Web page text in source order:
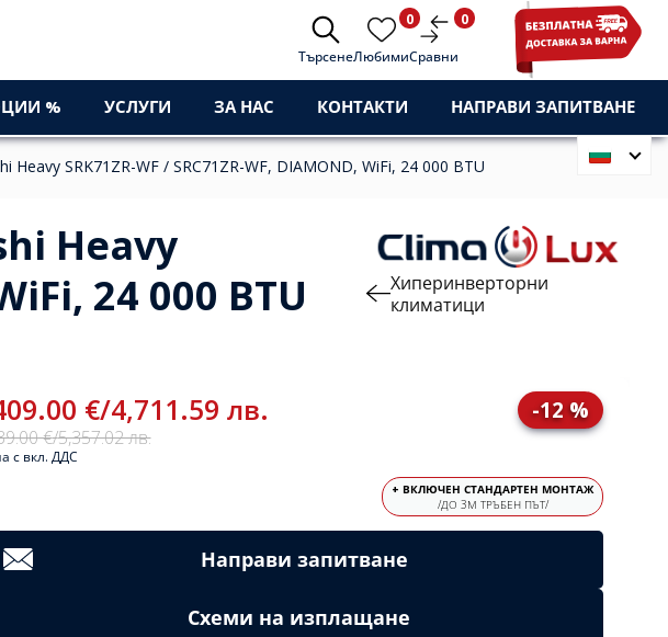
ТърсенеЛюбими
0
Сравни
0
% УСЛУГИ ЗА НАС КОНТАКТИ НАПРАВИ ЗАПИТВАНЕ
SRK71ZR-WF / SRC71ZR-WF, DIAMOND, WiFi, 24 000 BTU
Heavy
24 000 BTU
Хиперинверторни
климатици
€/4,711.59 лв.
€/5,357.02 лв.
-12 %
с вкл. ДДС
+ ВКЛЮЧЕН СТАНДАРТЕН МОНТАЖ
/ДО 3М ТРЪБЕН ПЪТ/
Направи запитване
Схеми на изплащане